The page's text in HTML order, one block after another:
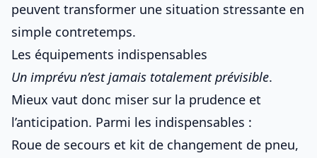
peuvent transformer une situation stressante en
simple contretemps.
Les équipements indispensables
Un imprévu n’est jamais totalement prévisible.
Mieux vaut donc miser sur la prudence et
l’anticipation. Parmi les indispensables :
Roue de secours et kit de changement de pneu,